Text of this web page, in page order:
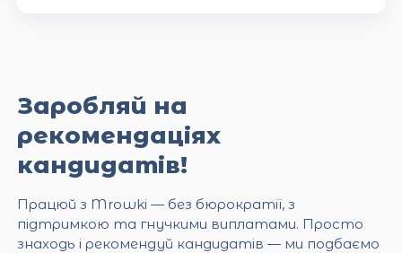
Заробляй на
рекомендаціях
кандидатів!
Працюй з Mrowki — без бюрократії, з
підтримкою та гнучкими виплатами. Просто
знаходь і рекомендуй кандидатів — ми подбаємо